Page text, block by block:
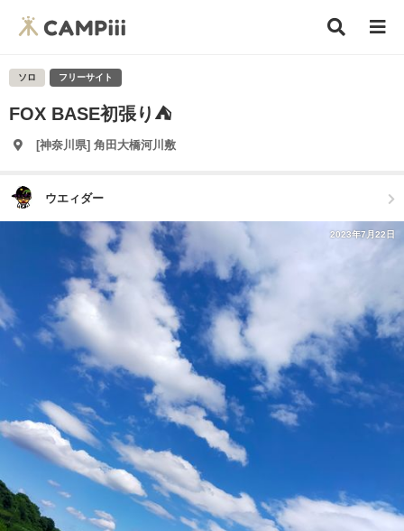
ソロ フリーサイト
FOX BASE初張り⛺
[神奈川県] 角田大橋河川敷
ウエィダー
2023年7月22日